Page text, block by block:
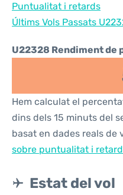
Puntualitat i retards
Últims Vols Passats
U22328 Rendiment de
Hem calculat el
dins dels 15 minuts del
basat en dades reals de
sobre puntualitat i
Estat del vol